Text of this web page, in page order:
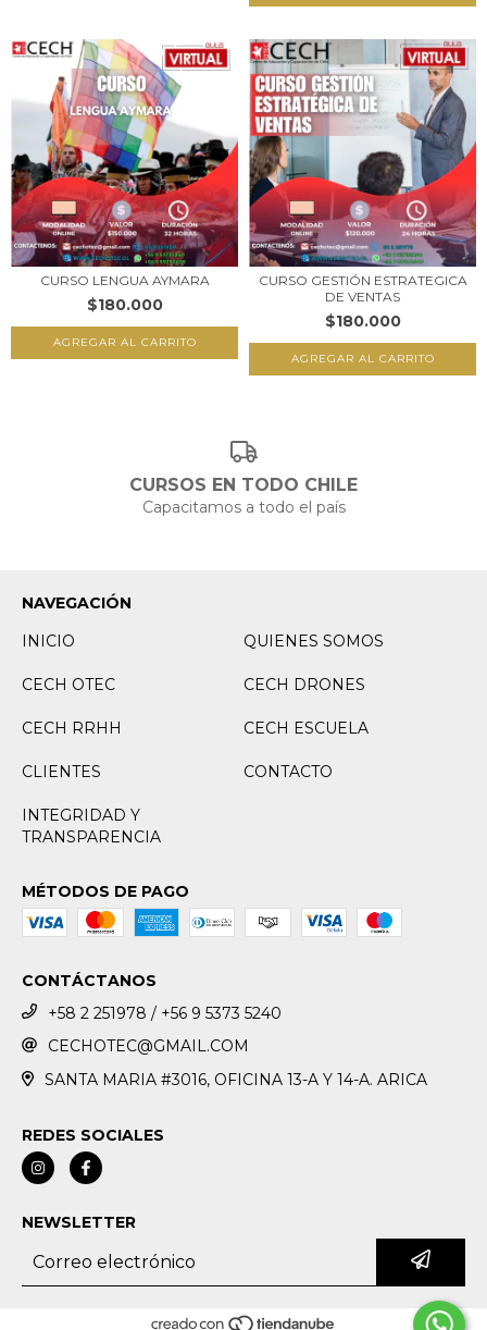
CURSO LENGUA AYMARA
$180.000
CURSO GESTIÓN ESTRATEGICA
DE VENTAS
$180.000
CURSOS EN TODO CHILE
Capacitamos a todo el país
NAVEGACIÓN
INICIO
QUIENES SOMOS
CECH OTEC CECH DRONES
CECH RRHH CECH ESCUELA
CLIENTES CONTACTO
INTEGRIDAD Y
TRANSPARENCIA
MÉTODOS DE PAGO
CONTÁCTANOS
+58 2 251978 / +56 9 5373 5240
CECHOTEC@GMAIL.COM
SANTA MARIA #3016, OFICINA 13-A Y 14-A. ARICA
REDES SOCIALES
NEWSLETTER